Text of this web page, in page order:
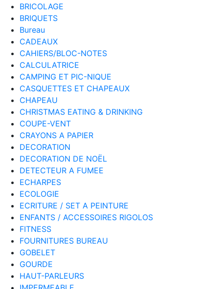
BRICOLAGE
BRIQUETS
Bureau
CADEAUX
CAHIERS/BLOC-NOTES
CALCULATRICE
CAMPING ET PIC-NIQUE
CASQUETTES ET CHAPEAUX
CHAPEAU
CHRISTMAS EATING & DRINKING
COUPE-VENT
CRAYONS A PAPIER
DECORATION
DECORATION DE NOËL
DETECTEUR A FUMEE
ECHARPES
ECOLOGIE
ECRITURE / SET A PEINTURE
ENFANTS / ACCESSOIRES RIGOLOS
FITNESS
FOURNITURES BUREAU
GOBELET
GOURDE
HAUT-PARLEURS